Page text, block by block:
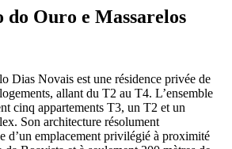
Ouro e Massarelos
Dias Novais est une résidence privée de
allant du T2 au T4. L’ensemble
cinq appartements T3, un T2 et un
Son architecture résolument
d’un emplacement privilégié à proximité